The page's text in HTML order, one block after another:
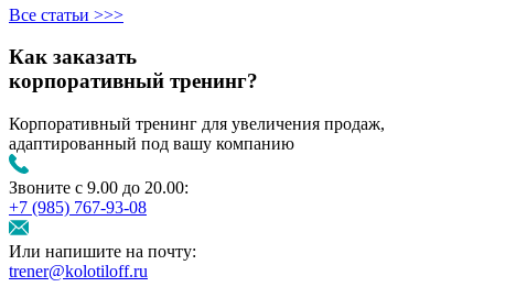
Все статьи >>>
Как заказать
корпоративный тренинг?
Корпоративный тренинг для увеличения продаж,
адаптированный под вашу компанию
Звоните с 9.00 до 20.00:
+7 (985) 767‑93‑08
Или напишите на почту:
trener@kolotiloff.ru